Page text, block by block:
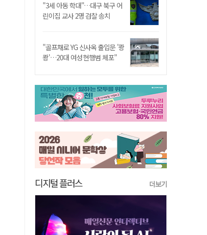
"3세 아동 학대"…대구 북구 어
린이집 교사 2명 검찰 송치
"골프채로 YG 신사옥 출입문 '쾅
쾅'…20대 여성 현행범 체포"
디지털 플러스 더보기